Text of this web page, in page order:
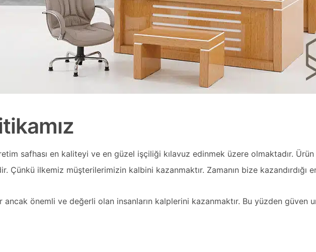
safhası en kaliteyi ve en güzel işçiliği kılavuz edinmek üzere olmaktadır.
Çünkü ilkemiz müşterilerimizin kalbini kazanmaktır. Zamanın bize kazandırdığı
ancak önemli ve değerli olan insanların kalplerini kazanmaktır. Bu yüzden